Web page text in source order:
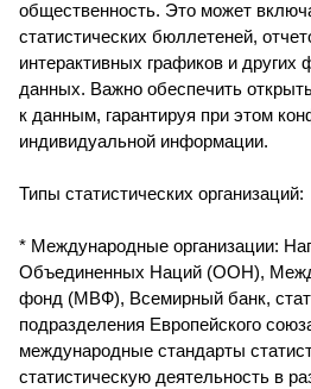
общественность. Это может
статистических бюллетеней,
интерактивных графиков и других
данных. Важно обеспечить
к данным, гарантируя при этом
индивидуальной информации.
Типы статистических организаций:
* Международные организации:
Объединенных Наций (ООН),
фонд (МВФ), Всемирный банк,
подразделения Европейского
международные стандарты
статистическую деятельность в